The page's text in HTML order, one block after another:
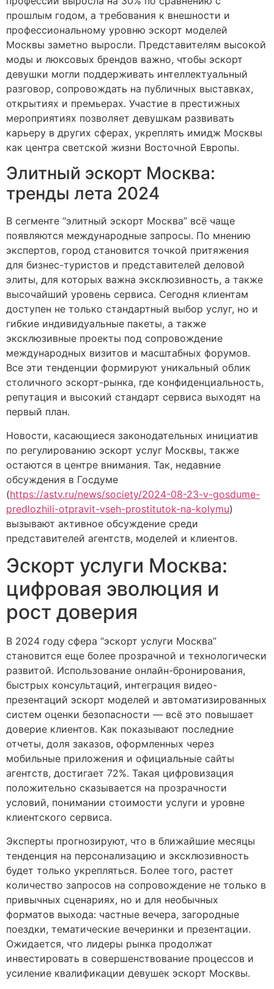
прошлым годом, а требования к внешности и
профессиональному уровню эскорт моделей
Москвы заметно выросли. Представителям высокой
моды и люксовых брендов важно, чтобы эскорт
девушки могли поддерживать интеллектуальный
разговор, сопровождать на публичных выставках,
открытиях и премьерах. Участие в престижных
мероприятиях позволяет девушкам развивать
карьеру в других сферах, укреплять имидж Москвы
как центра светской жизни Восточной Европы.
Элитный эскорт Москва:
тренды лета 2024
В сегменте “элитный эскорт Москва” всё чаще
появляются международные запросы. По мнению
экспертов, город становится точкой притяжения
для бизнес-туристов и представителей деловой
элиты, для которых важна эксклюзивность, а также
высочайший уровень сервиса. Сегодня клиентам
доступен не только стандартный выбор услуг, но и
гибкие индивидуальные пакеты, а также
эксклюзивные проекты под сопровождение
международных визитов и масштабных форумов.
Все эти тенденции формируют уникальный облик
столичного эскорт-рынка, где конфиденциальность,
репутация и высокий стандарт сервиса выходят на
первый план.
Новости, касающиеся законодательных инициатив
по регулированию эскорт услуг Москвы, также
остаются в центре внимания. Так, недавние
обсуждения в Госдуме
(https://astv.ru/news/society/2024-08-23-v-gosdume-
predlozhili-otpravit-vseh-prostitutok-na-kolymu)
вызывают активное обсуждение среди
представителей агентств, моделей и клиентов.
Эскорт услуги Москва:
цифровая эволюция и
рост доверия
В 2024 году сфера “эскорт услуги Москва”
становится еще более прозрачной и технологически
развитой. Использование онлайн-бронирования,
быстрых консультаций, интеграция видео-
презентаций эскорт моделей и автоматизированных
систем оценки безопасности — всё это повышает
доверие клиентов. Как показывают последние
отчеты, доля заказов, оформленных через
мобильные приложения и официальные сайты
агентств, достигает 72%. Такая цифровизация
положительно сказывается на прозрачности
условий, понимании стоимости услуги и уровне
клиентского сервиса.
Эксперты прогнозируют, что в ближайшие месяцы
тенденция на персонализацию и эксклюзивность
будет только укрепляться. Более того, растет
количество запросов на сопровождение не только в
привычных сценариях, но и для необычных
форматов выхода: частные вечера, загородные
поездки, тематические вечеринки и презентации.
Ожидается, что лидеры рынка продолжат
инвестировать в совершенствование процессов и
усиление квалификации девушек эскорт Москвы.